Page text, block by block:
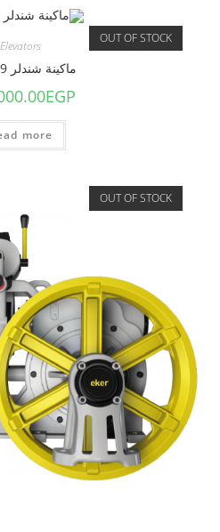
OUT OF STOCK
Elevators
ماكينة شندلر 9 حصان
EGP
more
OUT OF STOCK